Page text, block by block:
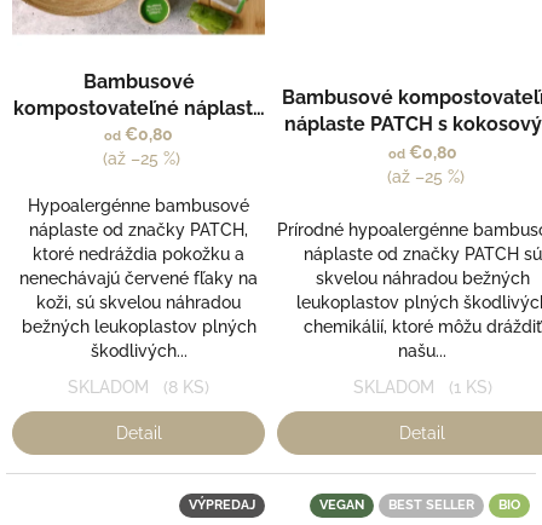
Bambusové
kompostovateľné náplaste
PATCH s aloe vera - tmavé
od €0,80
(až –25 %)
Hypoalergénne bambusové
náplaste od značky PATCH,
ktoré nedráždia pokožku a
nenechávajú červené fľaky na
koži, sú skvelou náhradou
bežných leukoplastov plných
škodlivých...
SKLADOM (8 KS)
Detail
Bambusové
náplaste PATCH s
olejom pre deti - s
od€0,80
(až –25 %)
Prírodné hypoalergénne
náplaste od značky PATCH sú
skvelou náhradou bežných
leukoplastov plných
chemikálií, ktoré môžu dráždiť
našu...
SKLADOM (1 KS)
Detail
VÝPREDAJ VEGAN BEST SELLER BIO